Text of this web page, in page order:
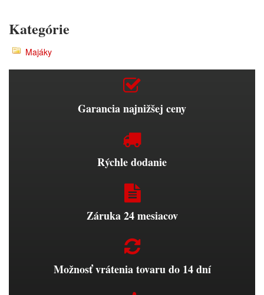
Kategórie
Majáky
Garancia najnižšej ceny
Rýchle dodanie
Záruka 24 mesiacov
Možnosť vrátenia tovaru do 14 dní